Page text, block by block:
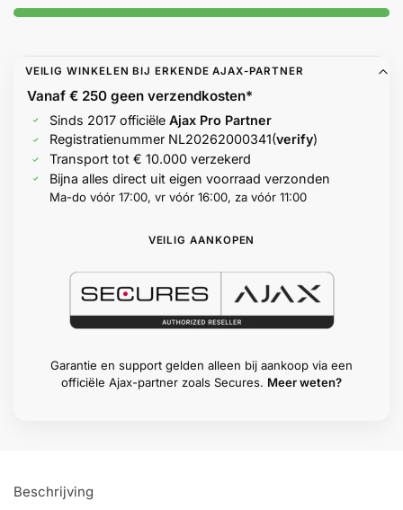
Help &
VEILIG WINKELEN BIJ ERKENDE AJAX-PARTNER
Vanaf € 250 geenverzendkosten*
Sinds 2017 officiële Ajax Pro Partner
Registratienummer NL20262000341(verify)
Transport tot € 10.000 verzekerd
Bijna alles direct uit eigen voorraad verzonden
Ma-do vóór 17:00, vr vóór 16:00, za vóór 11:00
VEILIG AANKOPEN
Garantie en support gelden alleen bij aankoop via een
officiële Ajax-partner zoals Secures. Meer weten?
Beschrijving